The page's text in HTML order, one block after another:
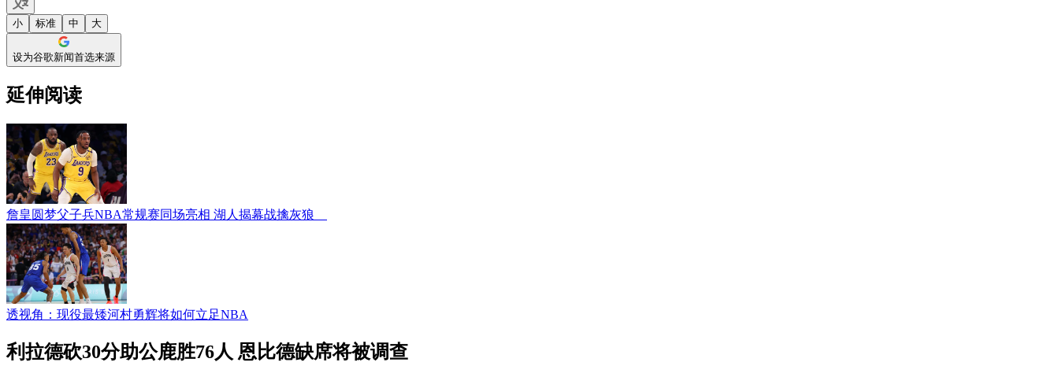
小 标准 中 大
设为谷歌新闻首选来源
延伸阅读
詹皇圆梦父子兵NBA常规赛同场亮相 湖人揭幕战擒灰狼
透视角：现役最矮河村勇辉将如何立足NBA
利拉德砍30分助公鹿胜76人 恩比德缺席将被调查